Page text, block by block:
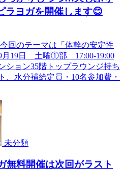
ヨガを開催します😊
回のテーマは「体幹の安定性
月19日 土曜①部 17:00-19:00
ション35階トップラウンジ持ち
、水分補給定員・10名参加費・
未分類
無料開催は次回がラスト